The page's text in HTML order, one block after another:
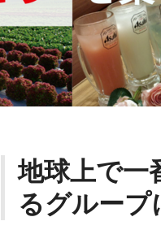
地球上で一
るグループ